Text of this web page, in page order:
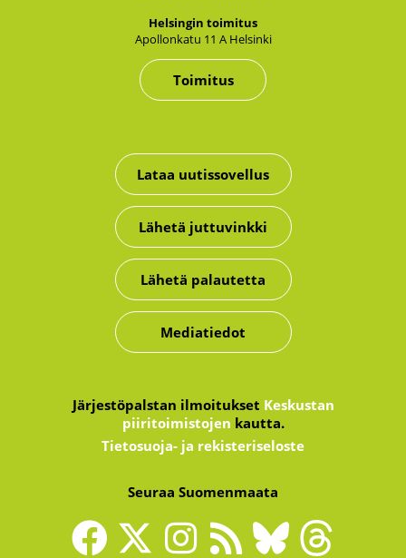
Hel­sin­gin toi­mi­tus
Apol­lon­ka­tu 11 A Hel­sin­ki
Toimitus
Lataa uutissovellus
Lähetä juttuvinkki
Lähetä palautetta
Mediatiedot
Järjestöpalstan ilmoitukset Keskustan
piiritoimistojen kautta.
Tietosuoja- ja rekisteriseloste
Seuraa Suomenmaata